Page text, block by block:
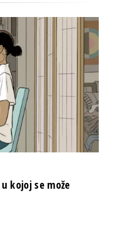
kojoj se može